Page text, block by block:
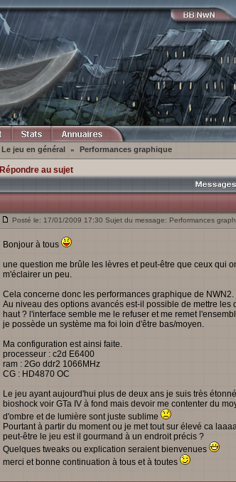
Le jeu en général » Performances graphique
Répondre au sujet
Posté le: 17/01/2009 17:30 Sujet du message: Performances
Bonjour à tous
une question me brûle les lèvres et peut-être que ceux qui
m'éclairer un peu.
Cela concerne donc les performances graphique de NWN2.
Au niveau des options avancés est-il possible de mettre
haut ? l'interface semble me le refuser et me remet
je possède un système ma foi loin d'être bas/moyen.
Ma configuration est ainsi faite.
processeur : c2d E6400
ram : 2Go ddr2 1066MHz
CG : HD4870 OC
Le jeu ayant aujourd'hui plus de deux ans je suis très
bioshock voir GTa IV à fond mais devoir me contenter du
d'ombre et de lumière sont juste sublime
Pourtant à partir du moment ou je met tout sur élevé ca
peut-être le jeu est il gourmand à un endroit précis ?
Quelques tweaks ou explication seraient bienvenues
merci et bonne continuation à tous et à toutes